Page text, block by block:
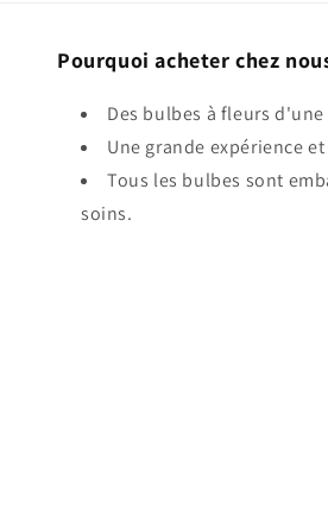
Pourquoi acheter chez
Des bulbes à fleurs
Une grande expérience
Tous les bulbes sont
soins.